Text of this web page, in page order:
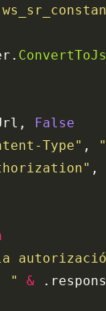
False
Type" ,
,
" &